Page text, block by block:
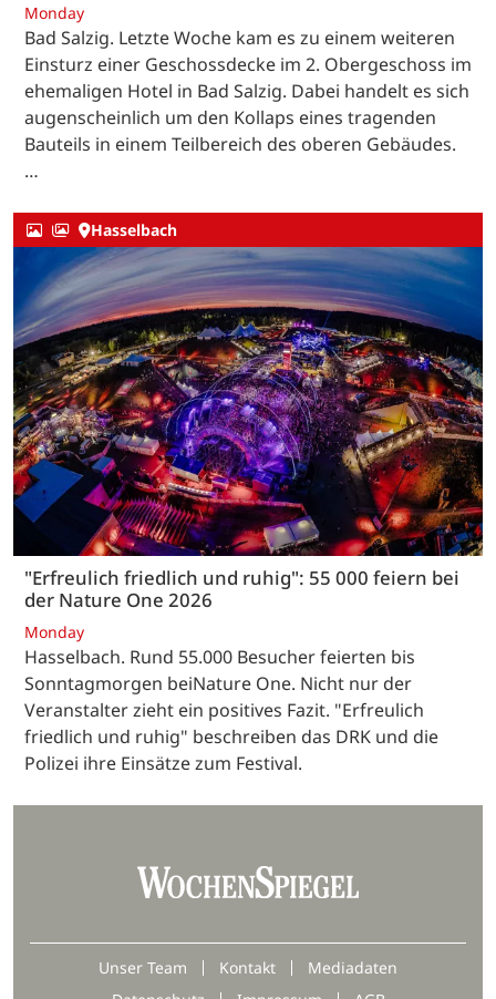
Monday
Bad Salzig. Letzte Woche kam es zu einem weiteren
Einsturz einer Geschossdecke im 2. Obergeschoss im
ehemaligen Hotel in Bad Salzig. Dabei handelt es sich
augenscheinlich um den Kollaps eines tragenden
Bauteils in einem Teilbereich des oberen Gebäudes.
…
Hasselbach
"Erfreulich friedlich und ruhig": 55 000 feiern bei
der Nature One 2026
Monday
Hasselbach. Rund 55.000 Besucher feierten bis
Sonntagmorgen beiNature One. Nicht nur der
Veranstalter zieht ein positives Fazit. "Erfreulich
friedlich und ruhig" beschreiben das DRK und die
Polizei ihre Einsätze zum Festival.
Unser Team Kontakt
Mediadaten